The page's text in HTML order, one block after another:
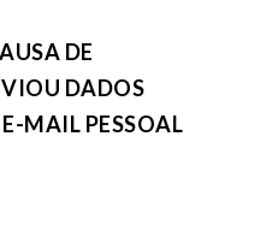
DE
DADOS
MAIL PESSOAL